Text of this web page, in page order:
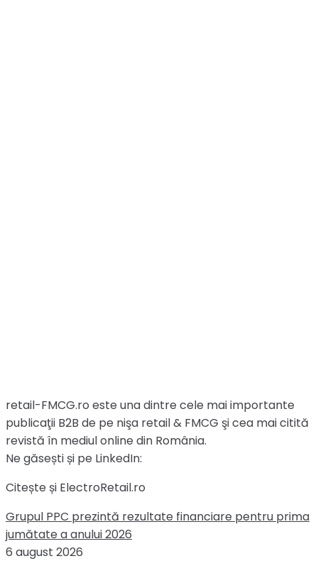
retail-FMCG.ro este una dintre cele mai importante
publicaţii B2B de pe nişa retail & FMCG şi cea mai citită
revistă în mediul online din România.
Ne găsești și pe LinkedIn:
Citește și ElectroRetail.ro
Grupul PPC prezintă rezultate financiare pentru prima
jumătate a anului 2026
6 august 2026